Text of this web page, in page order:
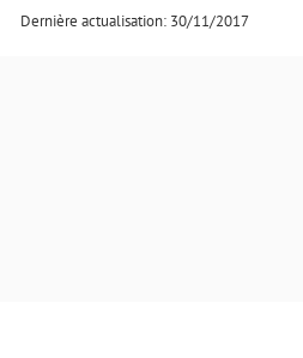
Dernière actualisation: 30/11/2017